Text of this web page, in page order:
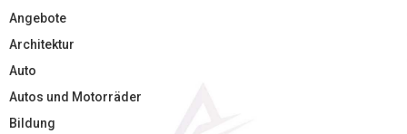
Angebote
Architektur
Auto
Autos und Motorräder
Bildung